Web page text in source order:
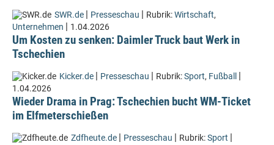
SWR.de | Presseschau | Rubrik:Wirtschaft,
Unternehmen | 1.04.2026
Um Kosten zu senken: Daimler Truck baut Werk in
Tschechien
Kicker.de | Presseschau | Rubrik:Sport, Fußball |
1.04.2026
Wieder Drama in Prag: Tschechien bucht WM-Ticket
im Elfmeterschießen
Zdfheute.de | Presseschau | Rubrik:Sport |